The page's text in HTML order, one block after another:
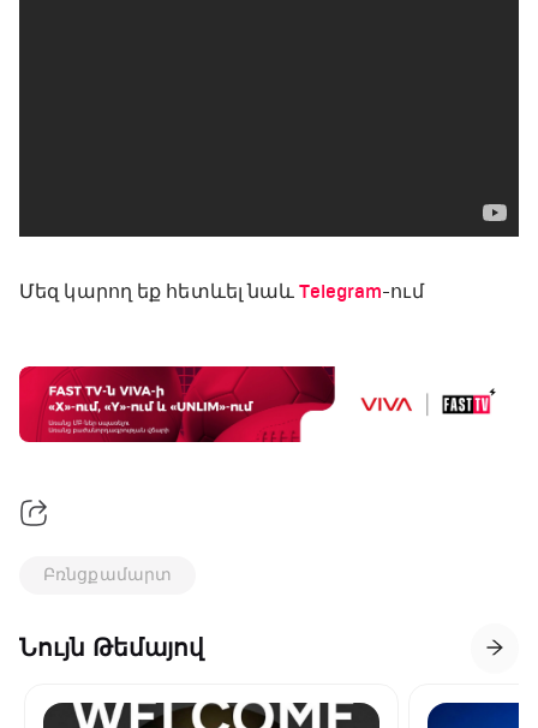
Մեզ կարող եք հետևել նաև Telegram-ում
Բռնցքամարտ
Նույն Թեմայով